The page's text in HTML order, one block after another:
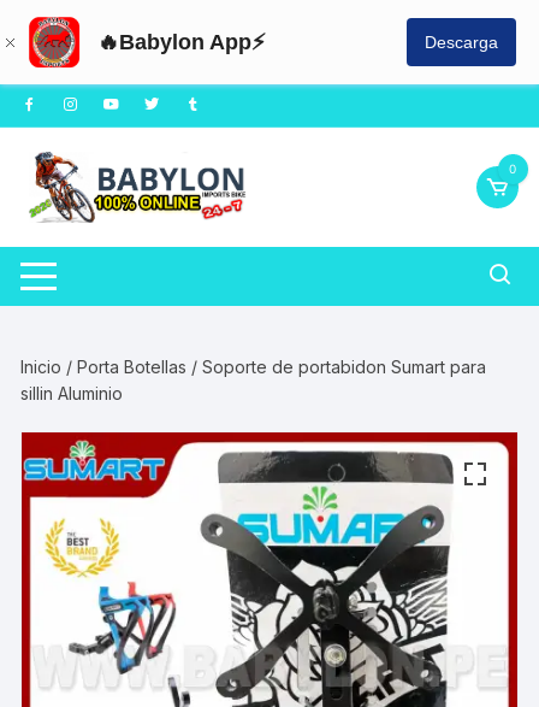
🔥Babylon App⚡ Descarga
Saltar
al
contenido
0
Inicio /Porta Botellas / Soporte de portabidon Sumart para
sillin Aluminio